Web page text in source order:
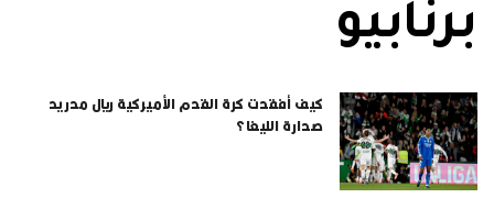
برنابيو
كيف أفقدت كرة القدم الأميركية ريال مدريد
صدارة الليغا؟